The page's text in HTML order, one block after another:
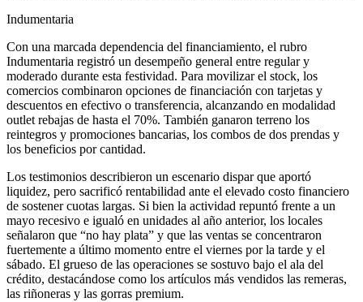
Indumentaria
Con una marcada dependencia del financiamiento, el rubro
Indumentaria registró un desempeño general entre regular y
moderado durante esta festividad. Para movilizar el stock, los
comercios combinaron opciones de financiación con tarjetas y
descuentos en efectivo o transferencia, alcanzando en modalidad
outlet rebajas de hasta el 70%. También ganaron terreno los
reintegros y promociones bancarias, los combos de dos prendas y
los beneficios por cantidad.
Los testimonios describieron un escenario dispar que aportó
liquidez, pero sacrificó rentabilidad ante el elevado costo financiero
de sostener cuotas largas. Si bien la actividad repuntó frente a un
mayo recesivo e igualó en unidades al año anterior, los locales
señalaron que “no hay plata” y que las ventas se concentraron
fuertemente a último momento entre el viernes por la tarde y el
sábado. El grueso de las operaciones se sostuvo bajo el ala del
crédito, destacándose como los artículos más vendidos las remeras,
las riñoneras y las gorras premium.